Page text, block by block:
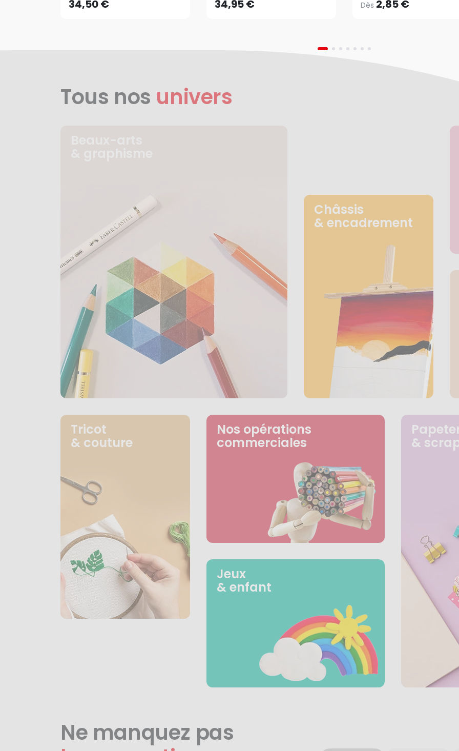
34,50 € 34,95 € Dès 2,85 €
Tous nos univers
Châssis
& encadrement
Tricot
& couture
Nos opérations
commerciales
Jeux
& enfant
&
Ne manquez pas